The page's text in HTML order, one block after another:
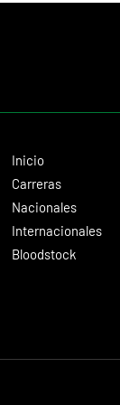
Inicio
Carreras
Nacionales
Internacionales
Bloodstock